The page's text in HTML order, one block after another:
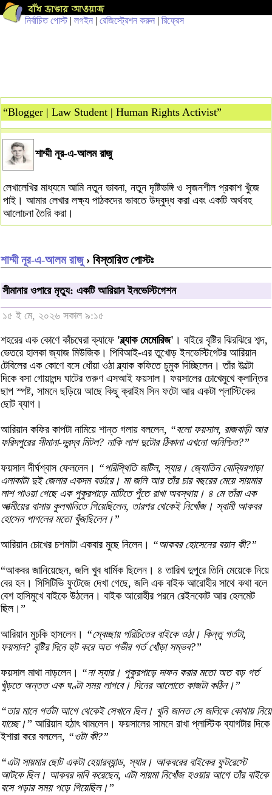
নির্বাচিত পোস্ট| লগইন | রেজিস্ট্রেশন করুন | রিফ্রেস
“Blogger | Law Student | Human Rights Activist”
শাম্মী নূর-এ-আলম রাজু
লেখালেখির মাধ্যমে আমি নতুন ভাবনা, নতুন দৃষ্টিভঙ্গি ও সৃজনশীল প্রকাশ খুঁজে
পাই। আমার লেখার লক্ষ্য পাঠকদের ভাবতে উদ্বুদ্ধ করা এবং একটি অর্থবহ
আলোচনা তৈরি করা।
শাম্মী নূর-এ-আলম রাজু› বিস্তারিত পোস্টঃ
সীমানার ওপারে মৃত্যু: একটি আরিয়ান ইনভেস্টিগেশন
১৫ ই মে, ২০২৬ সকাল ৯:১৫
শহরের এক কোণে কাঁচঘেরা ক্যাফে 'ব্ল্যাক মেমোরিজ' । বাইরে বৃষ্টির ঝিরঝিরে শব্দ,
ভেতরে হালকা জ্যাজ মিউজিক। পিবিআই-এর তুখোড় ইনভেস্টিগেটর আরিয়ান
টেবিলের এক কোণে বসে ধোঁয়া ওঠা ব্ল্যাক কফিতে চুমুক দিচ্ছিলেন। তাঁর উল্টো
দিকে বসা গোয়ালন্দ ঘাটের তরুণ এসআই ফয়সাল। ফয়সালের চোখেমুখে ক্লান্তির
ছাপ স্পষ্ট, সামনে ছড়িয়ে আছে কিছু ক্রাইম সিন ফটো আর একটা প্লাস্টিকের
ছোট ব্যাগ।
আরিয়ান কফির কাপটা নামিয়ে শান্ত গলায় বললেন, “বলো ফয়সাল, রাজবাড়ী আর
ফরিদপুরের সীমানা-দ্বন্দ্ব মিটল? নাকি লাশ দুটোর ঠিকানা এখনো অনিশ্চিত?”
ফয়সাল দীর্ঘশ্বাস ফেললেন। “পরিস্থিতি জটিল, স্যার। জ্যোতিন বোদ্যিরপাড়া
এলাকাটা দুই জেলার একদম বর্ডারে। মা জলি আর তাঁর চার বছরের মেয়ে সায়মার
লাশ পাওয়া গেছে এক পুকুরপাড়ে মাটিতে পুঁতে রাখা অবস্থায়। ৪ মে তাঁরা এক
আত্মীয়ের বাসায় কুলখানিতে গিয়েছিলেন, তারপর থেকেই নিখোঁজ। স্বামী আকবর
হোসেন পাগলের মতো খুঁজছিলেন।”
আরিয়ান চোখের চশমাটা একবার মুছে নিলেন। “আকবর হোসেনের বয়ান কী?”
“আকবর জানিয়েছেন, জলি খুব ধার্মিক ছিলেন। ৪ তারিখ দুপুরে তিনি মেয়েকে নিয়ে
বের হন। সিসিটিভি ফুটেজে দেখা গেছে, জলি এক বাইক আরোহীর সাথে কথা বলে
বেশ হাসিমুখে বাইকে উঠলেন। বাইক আরোহীর পরনে রেইনকোট আর হেলমেট
ছিল।”
আরিয়ান মুচকি হাসলেন। “স্বেচ্ছায় পরিচিতের বাইকে ওঠা। কিন্তু গর্তটা,
ফয়সাল? বৃষ্টির দিনে হুট করে অত গভীর গর্ত খোঁড়া সম্ভব?”
ফয়সাল মাথা নাড়লেন। “না স্যার। পুকুরপাড়ে দাফন করার মতো অত বড় গর্ত
খুঁড়তে অন্তত এক ঘণ্টা সময় লাগবে। দিনের আলোতে কাজটা কঠিন।”
“তার মানে গর্তটা আগে থেকেই সেখানে ছিল। খুনি জানত সে জলিকে কোথায় নিয়ে
যাচ্ছে।” আরিয়ান হঠাৎ থামলেন। ফয়সালের সামনে রাখা প্লাস্টিক ব্যাগটার দিকে
ইশারা করে বললেন, “ওটা কী?”
“এটা সায়মার ছোট একটা হেয়ারব্যান্ড, স্যার। আকবরের বাইকের ফুটরেস্টে
আটকে ছিল। আকবর দাবি করেছেন, এটা সায়মা নিখোঁজ হওয়ার আগে তাঁর বাইকে
বসে পড়ার সময় পড়ে গিয়েছিল।”